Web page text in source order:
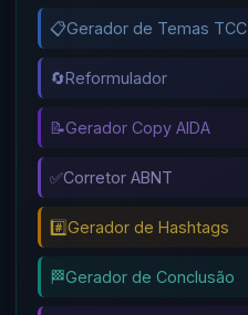
📋Gerador de Temas TCC
🔄Reformulador
📝Gerador Copy AIDA
✅Corretor ABNT
#️⃣Gerador de Hashtags
🏁Gerador de Conclusão